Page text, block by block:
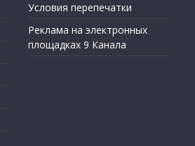
Условия перепечатки
Реклама на электронных
площадках 9 Канала